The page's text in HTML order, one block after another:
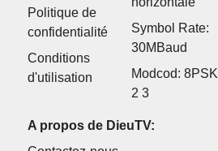
Politique de
confidentialité
Conditions
d'utilisation
Symbol Rate:
30MBaud
Modcod: 8PSK
2 3
A propos de DieuTV: